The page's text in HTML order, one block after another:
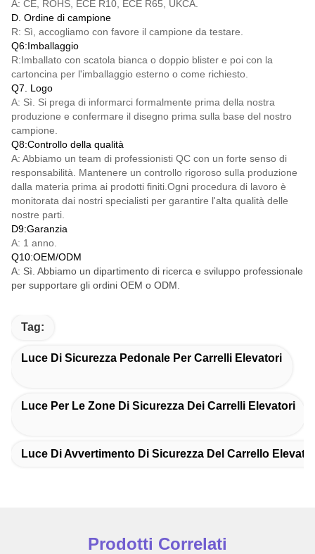
A: CE, ROHS, ECE R10, ECE R65, UKCA.
D. Ordine di campione
R: Sì, accogliamo con favore il campione da testare.
Q6:Imballaggio
R:Imballato con scatola bianca o doppio blister e poi con la
cartoncina per l'imballaggio esterno o come richiesto.
Q7. Logo
A: Sì. Si prega di informarci formalmente prima della nostra
produzione e confermare il disegno prima sulla base del nostro
campione.
Q8:Controllo della qualità
A: Abbiamo un team di professionisti QC con un forte senso di
responsabilità. Mantenere un controllo rigoroso sulla produzione
dalla materia prima ai prodotti finiti.Ogni procedura di lavoro è
monitorata dai nostri specialisti per garantire l'alta qualità delle
nostre parti.
D9:Garanzia
A: 1 anno.
Q10:OEM/ODM
A: Sì. Abbiamo un dipartimento di ricerca e sviluppo professionale
per supportare gli ordini OEM o ODM.
Tag:
Luce Di Sicurezza Pedonale Per Carrelli Elevatori
Luce Per Le Zone Di Sicurezza Dei Carrelli Elevatori
Luce Di Avvertimento Di Sicurezza Del Carrello
Prodotti Correlati